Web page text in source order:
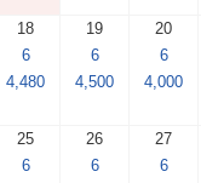
18
6
4,480
19
6
4,500
20
6
4,000
25
6
26
6
27
6